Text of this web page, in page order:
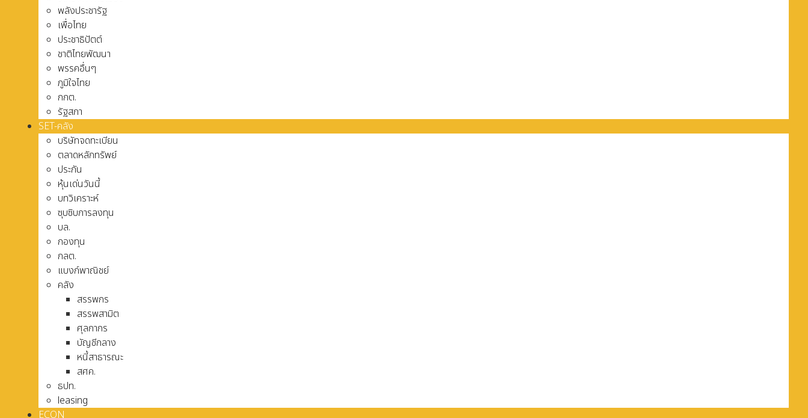
พลังประชารัฐ
เพื่อไทย
ประชาธิปัตต์
ชาติไทยพัฒนา
พรรคอื่นๆ
ภูมิใจไทย
กกต.
รัฐสภา
SET-คลัง
บริษัทจดทะเบียน
ตลาดหลักทรัพย์
ประกัน
หุ้นเด่นวันนี้
บทวิเคราะห์
ซุบซิบการลงทุน
บล.
กองทุน
กลต.
แบงก์พาณิชย์
คลัง
สรรพกร
สรรพสามิต
ศุลกากร
บัญชีกลาง
หนี้สาธารณะ
สศค.
ธปท.
leasing
ECON